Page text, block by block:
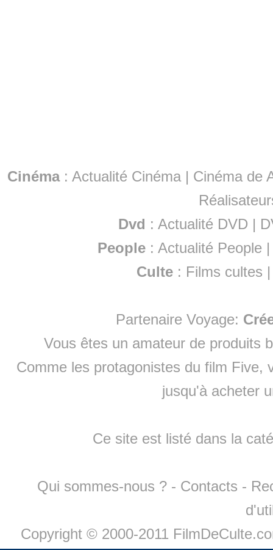
Cinéma: Actualité Cinéma | Cinéma de
Dvd : Actualité DVD |
People :Actualité People
Culte : Films cultes
Partenaire Voyage:
Vous êtes un amateur de produits
Comme les protagonistes du film Five,
jusqu'à acheter
Ce site est listé dans la
Qui sommes-nous ? - Contacts -
Copyright © 2000-2011